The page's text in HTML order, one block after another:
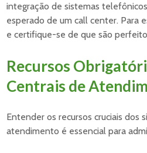
integração de sistemas
esperado de um call center. Para
e certifique-se de que são
Recursos
Centrais de
Entender os recursos cruciais dos
atendimento é essencial para